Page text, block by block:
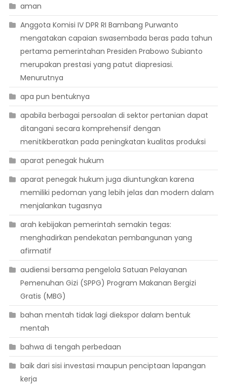
aman
Anggota Komisi IV DPR RI Bambang Purwanto
mengatakan capaian swasembada beras pada tahun
pertama pemerintahan Presiden Prabowo Subianto
merupakan prestasi yang patut diapresiasi.
Menurutnya
apa pun bentuknya
apabila berbagai persoalan di sektor pertanian dapat
ditangani secara komprehensif dengan
menitikberatkan pada peningkatan kualitas produksi
aparat penegak hukum
aparat penegak hukum juga diuntungkan karena
memiliki pedoman yang lebih jelas dan modern dalam
menjalankan tugasnya
arah kebijakan pemerintah semakin tegas:
menghadirkan pendekatan pembangunan yang
afirmatif
audiensi bersama pengelola Satuan Pelayanan
Pemenuhan Gizi (SPPG) Program Makanan Bergizi
Gratis (MBG)
bahan mentah tidak lagi diekspor dalam bentuk
mentah
bahwa di tengah perbedaan
baik dari sisi investasi maupun penciptaan lapangan
kerja